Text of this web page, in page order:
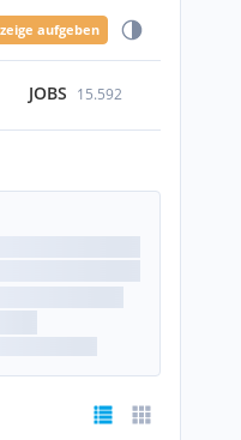
aufgeben
JOBS 15.592